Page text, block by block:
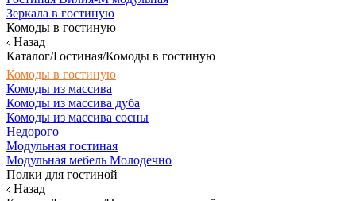
Зеркала в гостиную
Комоды в гостиную
Назад
Каталог/Гостиная/Комоды в гостиную
Комоды в гостиную
Комоды из массива
Комоды из массива дуба
Комоды из массива сосны
Недорого
Модульная гостиная
Модульная мебель Молодечно
Полки для гостиной
Назад